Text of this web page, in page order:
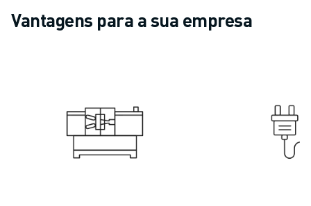
TODAS AS APLICAÇÕES
FRESAGEM CNC
PERFURAÇÃO E ROSCAGEM A ALTA VELOCIDADE
Vantagens para a sua empresa